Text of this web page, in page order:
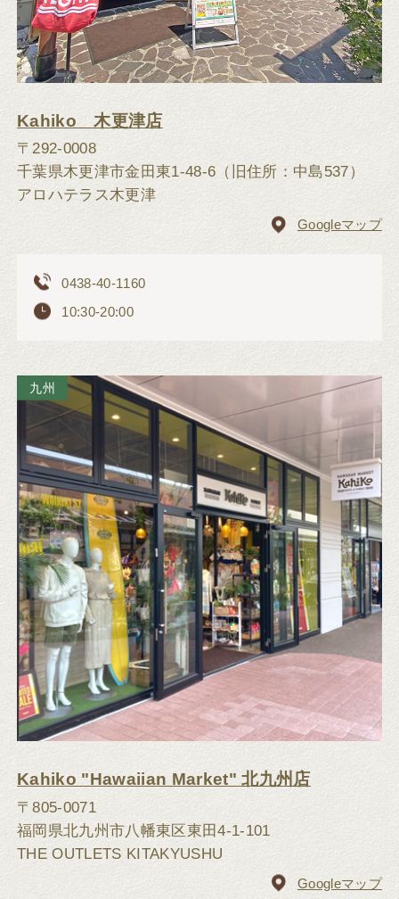
Kahiko 木更津店
〒292-0008
千葉県木更津市金田東1-48-6（旧住所：中島537）
アロハテラス木更津
Googleマップ
0438-40-1160
10:30-20:00
九州
Kahiko "Hawaiian Market" 北九州店
〒805-0071
福岡県北九州市八幡東区東田4-1-101
THE OUTLETS KITAKYUSHU
Googleマップ